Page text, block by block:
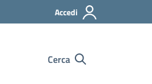
Accedi
Cerca